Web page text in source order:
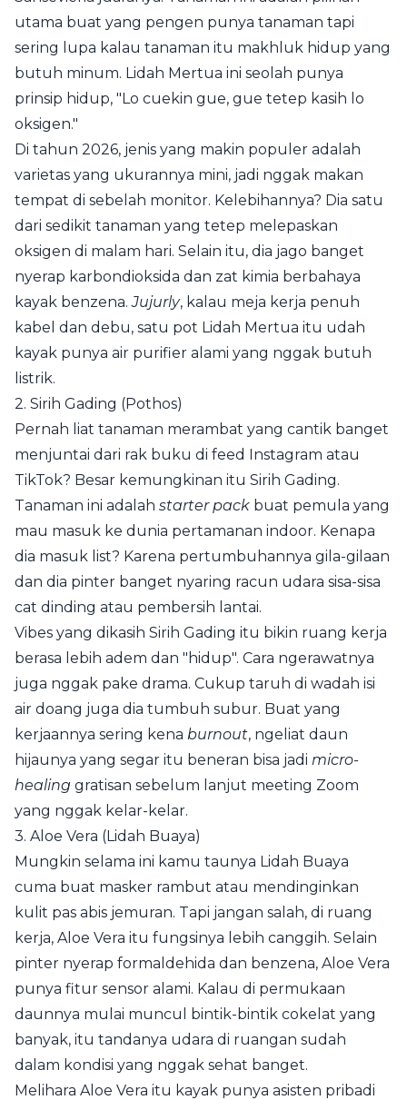
utama buat yang pengen punya tanaman tapi
sering lupa kalau tanaman itu makhluk hidup yang
butuh minum. Lidah Mertua ini seolah punya
prinsip hidup, "Lo cuekin gue, gue tetep kasih lo
oksigen."
Di tahun 2026, jenis yang makin populer adalah
varietas yang ukurannya mini, jadi nggak makan
tempat di sebelah monitor. Kelebihannya? Dia satu
dari sedikit tanaman yang tetep melepaskan
oksigen di malam hari. Selain itu, dia jago banget
nyerap karbondioksida dan zat kimia berbahaya
kayak benzena.Jujurly, kalau meja kerja penuh
kabel dan debu, satu pot Lidah Mertua itu udah
kayak punya air purifier alami yang nggak butuh
listrik.
2. Sirih Gading (Pothos)
Pernah liat tanaman merambat yang cantik banget
menjuntai dari rak buku di feed Instagram atau
TikTok? Besar kemungkinan itu Sirih Gading.
Tanaman ini adalah starter pack buat pemula yang
mau masuk ke dunia pertamanan indoor. Kenapa
dia masuk list? Karena pertumbuhannya gila-gilaan
dan dia pinter banget nyaring racun udara sisa-sisa
cat dinding atau pembersih lantai.
Vibes yang dikasih Sirih Gading itu bikin ruang kerja
berasa lebih adem dan "hidup". Cara ngerawatnya
juga nggak pake drama. Cukup taruh di wadah isi
air doang juga dia tumbuh subur. Buat yang
kerjaannya sering kena burnout, ngeliat daun
hijaunya yang segar itu beneran bisa jadi micro-
healing gratisan sebelum lanjut meeting Zoom
yang nggak kelar-kelar.
3. Aloe Vera (Lidah Buaya)
Mungkin selama ini kamu taunya Lidah Buaya
cuma buat masker rambut atau mendinginkan
kulit pas abis jemuran. Tapi jangan salah, di ruang
kerja, Aloe Vera itu fungsinya lebih canggih. Selain
pinter nyerap formaldehida dan benzena, Aloe Vera
punya fitur sensor alami. Kalau di permukaan
daunnya mulai muncul bintik-bintik cokelat yang
banyak, itu tandanya udara di ruangan sudah
dalam kondisi yang nggak sehat banget.
Melihara Aloe Vera itu kayak punya asisten pribadi